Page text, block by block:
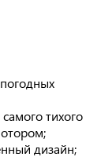
тихого
дизайн;